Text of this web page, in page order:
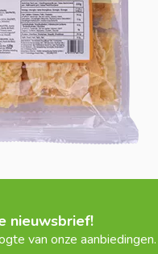
nieuwsbrief!
van onze aanbiedingen.